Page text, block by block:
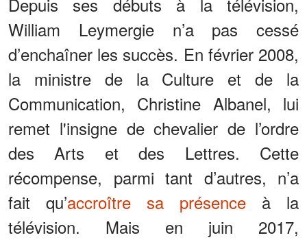
William Leymergie n’a pas cessé
d’enchaîner les succès. En février 2008,
la ministre de la Culture et de la
Communication, Christine Albanel, lui
remet l'insigne de chevalier de l’ordre
des Arts et des Lettres. Cette
récompense, parmi tant d’autres, n’a
fait qu’accroître sa présence à la
télévision. Mais en juin 2017,